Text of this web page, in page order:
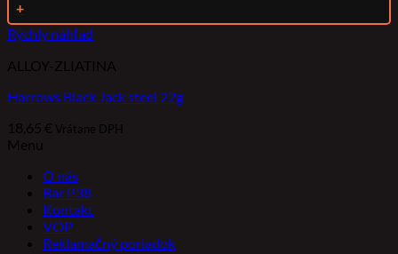
+
Rýchly náhľad
ALLOY-ZLIATINA
Harrows Black Jack steel 22g
18,65 € Vrátane DPH
Menu
O nás
Bar P38
Kontakt
VOP
Reklamačný poriadok